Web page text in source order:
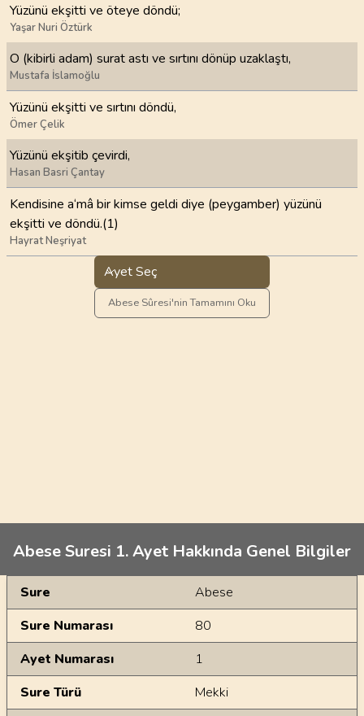
Yüzünü ekşitti ve öteye döndü;
Yaşar Nuri Öztürk
O (kibirli adam) surat astı ve sırtını dönüp uzaklaştı,
Mustafa İslamoğlu
Yüzünü ekşitti ve sırtını döndü,
Ömer Çelik
Yüzünü ekşitib çevirdi,
Hasan Basri Çantay
Kendisine a‘mâ bir kimse geldi diye (peygamber) yüzünü
ekşitti ve döndü.(1)
Hayrat Neşriyat
Ayet Seç
Abese Sûresi'nin Tamamını Oku
Abese Suresi 1. Ayet Hakkında Genel Bilgiler
Genel Bilgiler
Sure
Abese
Sure Numarası
80
Ayet Numarası
1
Sure Türü
Mekki